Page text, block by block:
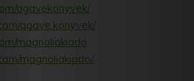
agavekonyvek/
agave.konyvek/
magnoliakiado
magnoliakiado/